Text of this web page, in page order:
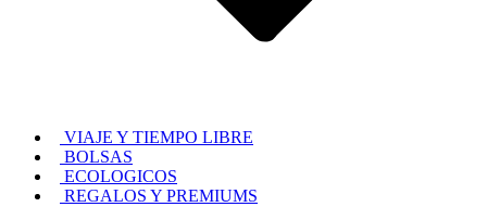
VIAJE Y TIEMPO LIBRE
BOLSAS
ECOLOGICOS
REGALOS Y PREMIUMS